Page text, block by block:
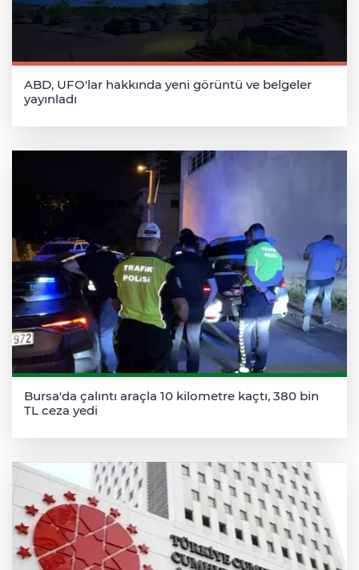
ABD, UFO'lar hakkında yeni görüntü ve belgeler
yayınladı
Bursa'da çalıntı araçla 10 kilometre kaçtı, 380 bin
TL ceza yedi